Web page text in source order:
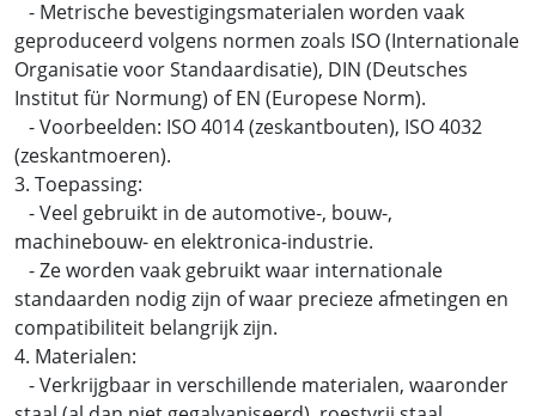
- Metrische bevestigingsmaterialen worden vaak
geproduceerd volgens normen zoals ISO (Internationale
Organisatie voor Standaardisatie), DIN (Deutsches
Institut für Normung) of EN (Europese Norm).
- Voorbeelden: ISO 4014 (zeskantbouten), ISO 4032
(zeskantmoeren).
3. Toepassing:
- Veel gebruikt in de automotive-, bouw-,
machinebouw- en elektronica-industrie.
- Ze worden vaak gebruikt waar internationale
standaarden nodig zijn of waar precieze afmetingen en
compatibiliteit belangrijk zijn.
4. Materialen:
- Verkrijgbaar in verschillende materialen, waaronder